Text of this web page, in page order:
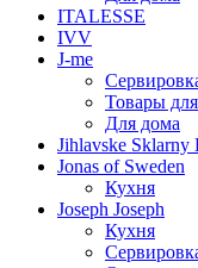
ITALESSE
IVV
J-me
Товары
Для дома
Jihlavske Sklarny
Jonas of Sweden
Кухня
Joseph Joseph
Кухня